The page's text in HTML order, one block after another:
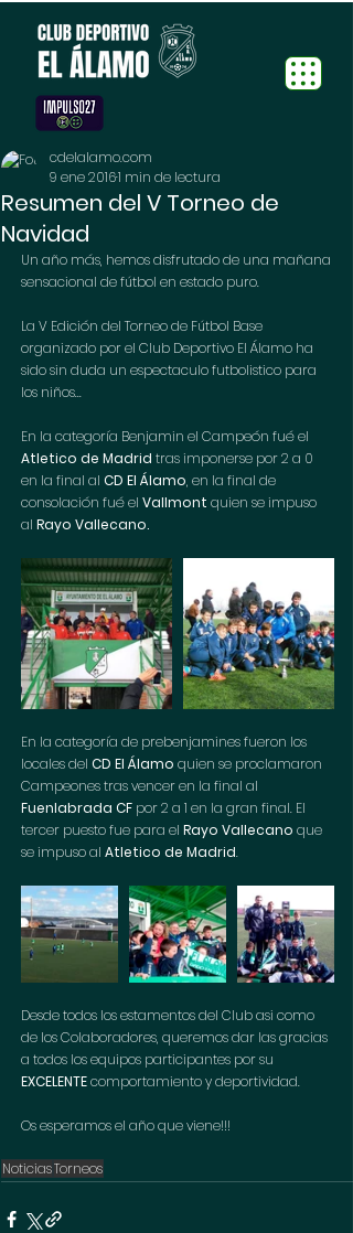
Resumen del V Torneo de
Navidad
cdelalamo.com
9 ene 20161 min de lectura
Un año más, hemos disfrutado de una mañana
sensacional de fútbol en estado puro.
La V Edición del Torneo de Fútbol Base
organizado por el Club Deportivo El Álamo ha
sido sin duda un espectaculo futbolistico para
los niños...
En la categoría Benjamin el Campeón fué el
Atletico de Madrid tras imponerse por 2 a 0
en la final al CD El Álamo, en la final de
consolación fué el Vallmont quien se impuso
al Rayo Vallecano.
En la categoría de prebenjamines fueron los
locales del CD El Álamo quien se proclamaron
Campeones tras vencer en la final al
Fuenlabrada CF por 2 a 1 en la gran final. El
tercer puesto fue para el Rayo Vallecano que
se impuso al Atletico de Madrid.
Desde todos los estamentos del Club asi como
de los Colaboradores, queremos dar las gracias
a todos los equipos participantes por su
EXCELENTE comportamiento y deportividad.
Os esperamos el año que viene!!!
NoticiasTorneos